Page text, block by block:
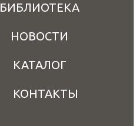
БИБЛИОТЕКА
НОВОСТИ
КАТАЛОГ
КОНТАКТЫ